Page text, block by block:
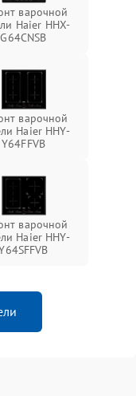
варочной
Haier HHX-
G64CNSB
варочной
Haier HHY-
Y64FFVB
варочной
Haier HHY-